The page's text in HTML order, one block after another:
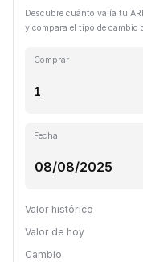
Descubre cuánto valía tu
y compara el tipo de cambio
Comprar
Fecha
Valor histórico
Valor de hoy
Cambio